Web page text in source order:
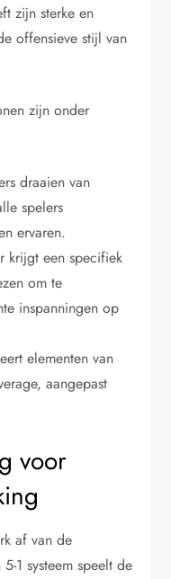
zijn sterke en
offensieve stijl van
zijn onder
draaien van
spelers
ervaren.
krijgt een specifiek
om te
inspanningen op
elementen van
aangepast
voor
af van de
1 systeem speelt de